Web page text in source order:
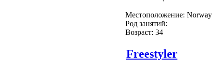
Местоположение: Norway
Род занятий:
Возраст: 34
Freestyler